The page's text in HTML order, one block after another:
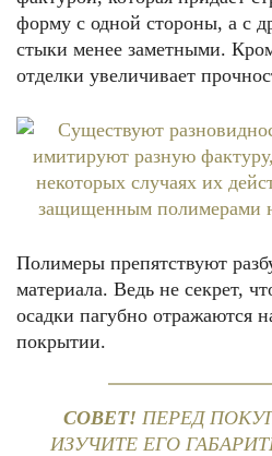
форму с одной стороны, а с
стыки менее заметными.
отделки увеличивает
Полимеры препятствуют
материала. Ведь не секрет,
осадки пагубно отражаются
покрытии.
СОВЕТ! ПЕРЕД
ИЗУЧИТЕ ЕГО